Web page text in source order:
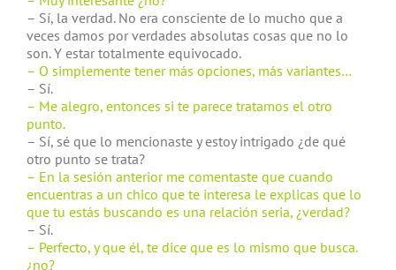
– Sí, la verdad. No era consciente de lo mucho que a
veces damos por verdades absolutas cosas que no lo
son. Y estar totalmente equivocado.
– O simplemente tener más opciones, más variantes…
– Sí.
– Me alegro, entonces si te parece tratamos el otro
punto.
– Sí, sé que lo mencionaste y estoy intrigado ¿de qué
otro punto se trata?
– En la sesión anterior me comentaste que cuando
encuentras a un chico que te interesa le explicas que lo
que tu estás buscando es una relación seria, ¿verdad?
– Sí.
– Perfecto, y que él, te dice que es lo mismo que busca.
¿no?